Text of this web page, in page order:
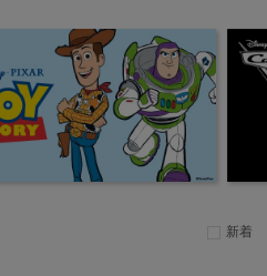
新着